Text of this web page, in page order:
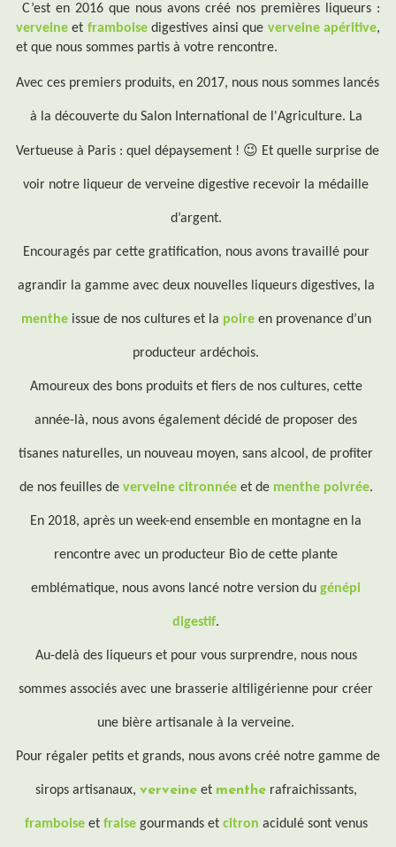
verveine et framboise digestives ainsi que verveine apéritive,
et que nous sommes partis à votre rencontre.
Avec ces premiers produits, en 2017, nous nous sommes lancés
à la découverte du Salon International de l'Agriculture. La
Vertueuse à Paris : quel dépaysement ! 😉 Et quelle surprise de
voir notre liqueur de verveine digestive recevoir la médaille
d’argent.
Encouragés par cette gratification, nous avons travaillé pour
menthe issue de nos cultures et la poire en provenance d’un
producteur ardéchois.
Amoureux des bons produits et fiers de nos cultures, cette
année-là, nous avons également décidé de proposer des
tisanes naturelles, un nouveau moyen, sans alcool, de profiter
de nos feuilles de verveine citronnée et de menthe poivrée.
En 2018, après un week-end ensemble en montagne en la
rencontre avec un producteur Bio de cette plante
emblématique, nous avons lancé notre version du génépi
digestif.
Au-delà des liqueurs et pour vous surprendre, nous nous
sommes associés avec une brasserie altiligérienne pour créer
une bière artisanale à la verveine.
Pour régaler petits et grands, nous avons créé notre gamme de
sirops artisanaux, verveine et menthe
framboise et fraise gourmands et citron acidulé sont venus